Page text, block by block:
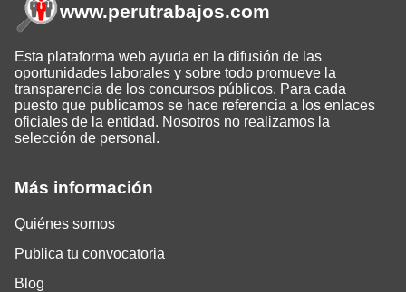
Más información
Quiénes somos
Publica tu convocatoria
Blog
www.perutrabajos.com
Esta plataforma web ayuda en la difusión de las
oportunidades laborales y sobre todo promueve la
transparencia de los concursos públicos. Para cada
puesto que publicamos se hace referencia a los enlaces
oficiales de la entidad. Nosotros no realizamos la
selección de personal.